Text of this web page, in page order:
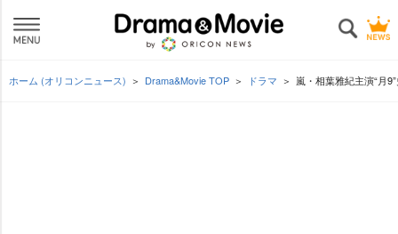
ホーム (オリコンニュース) Drama&Movie TOP ドラマ 嵐・相葉雅紀主演“月